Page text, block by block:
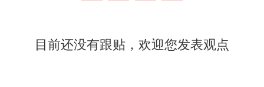
目前还没有跟贴，欢迎您发表观点